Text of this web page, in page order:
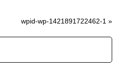
wpid-wp-1421891722462-1 »